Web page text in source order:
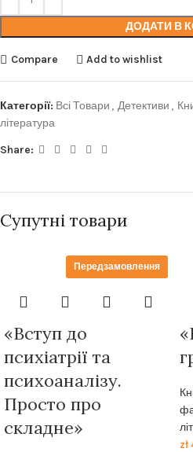
ДОДАТИ В
Compare Add to wishlist
Категорії: Всі Товари , Детективи ,
література
Share:
Супутні товари
Передзамовлення
«Вступ до
психіатрії та
психоаналізу.
Просто про
складне»
zł